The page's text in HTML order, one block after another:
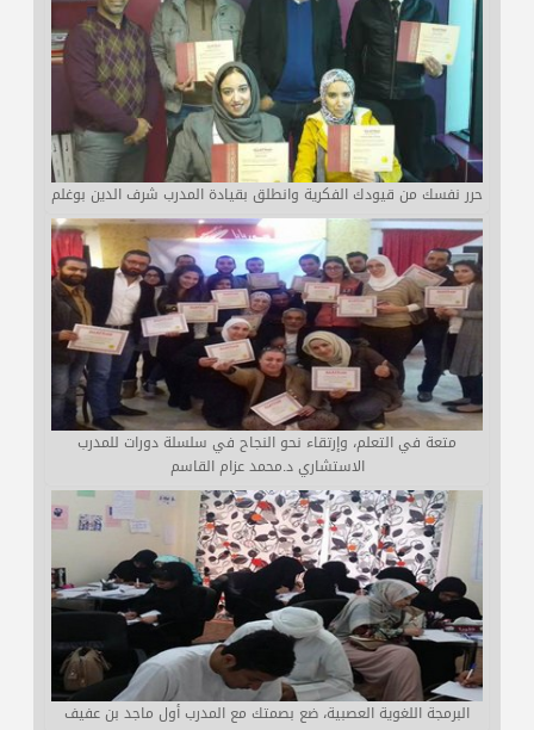
حرر نفسك من قيودك الفكرية وانطلق بقيادة المدرب شرف الدين بوغلم
متعة في التعلم، وإرتقاء نحو النجاح في سلسلة دورات للمدرب
الاستشاري د.محمد عزام القاسم
البرمجة اللغوية العصبية، ضع بصمتك مع المدرب أول ماجد بن عفيف